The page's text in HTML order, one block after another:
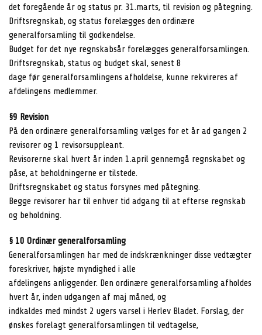
det foregående år og status pr. 31.marts, til revision og påtegning.
Driftsregnskab, og status forelægges den ordinære
generalforsamling til godkendelse.
Budget for det nye regnskabsår forelægges generalforsamlingen.
Driftsregnskab, status og budget skal, senest 8
dage før generalforsamlingens afholdelse, kunne rekvireres af
afdelingens medlemmer.
§9 Revision
På den ordinære generalforsamling vælges for et år ad gangen 2
revisorer og 1 revisorsuppleant.
Revisorerne skal hvert år inden 1.april gennemgå regnskabet og
påse, at beholdningerne er tilstede.
Driftsregnskabet og status forsynes med påtegning.
Begge revisorer har til enhver tid adgang til at efterse regnskab
og beholdning.
§ 10 Ordinær generalforsamling
Generalforsamlingen har med de indskrænkninger disse vedtægter
foreskriver, højste myndighed i alle
afdelingens anliggender. Den ordinære generalforsamling afholdes
hvert år, inden udgangen af maj måned, og
indkaldes med mindst 2 ugers varsel i Herlev Bladet. Forslag, der
ønskes forelagt generalforsamlingen til vedtagelse,